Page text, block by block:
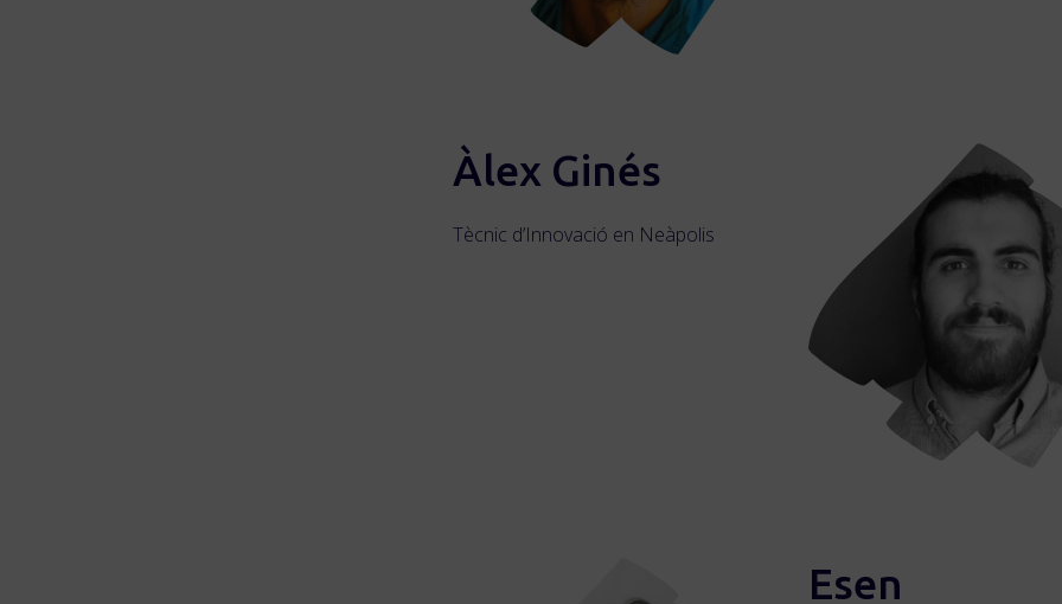
Àlex Ginés
Tècnic d’Innovació en Neàpolis
Esen